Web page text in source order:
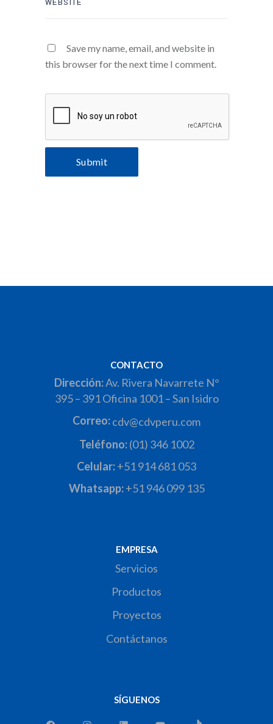
Save my name, email, and website in
this browser for the next time I comment.
Submit
CONTACTO
Dirección:Av. Rivera Navarrete N°
395 – 391 Oficina 1001 – San Isidro
Correo:cdv@cdvperu.com
Teléfono:(01) 346 1002
Celular:+51 914 681 053
Whatsapp:+51 946 099 135
EMPRESA
Servicios
Productos
Proyectos
Contáctanos
SÍGUENOS